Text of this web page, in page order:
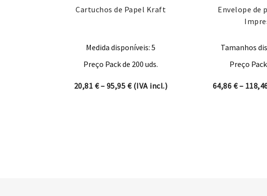
Cartuchos de Papel Kraft
Medida disponíveis: 5
Preço Pack de 200 uds.
20,81 €– 95,95 €Price range: 20,81 € through 95,95 €
(IVA incl.)
Envelope de
Tamanhos
Preço
64,86 € –